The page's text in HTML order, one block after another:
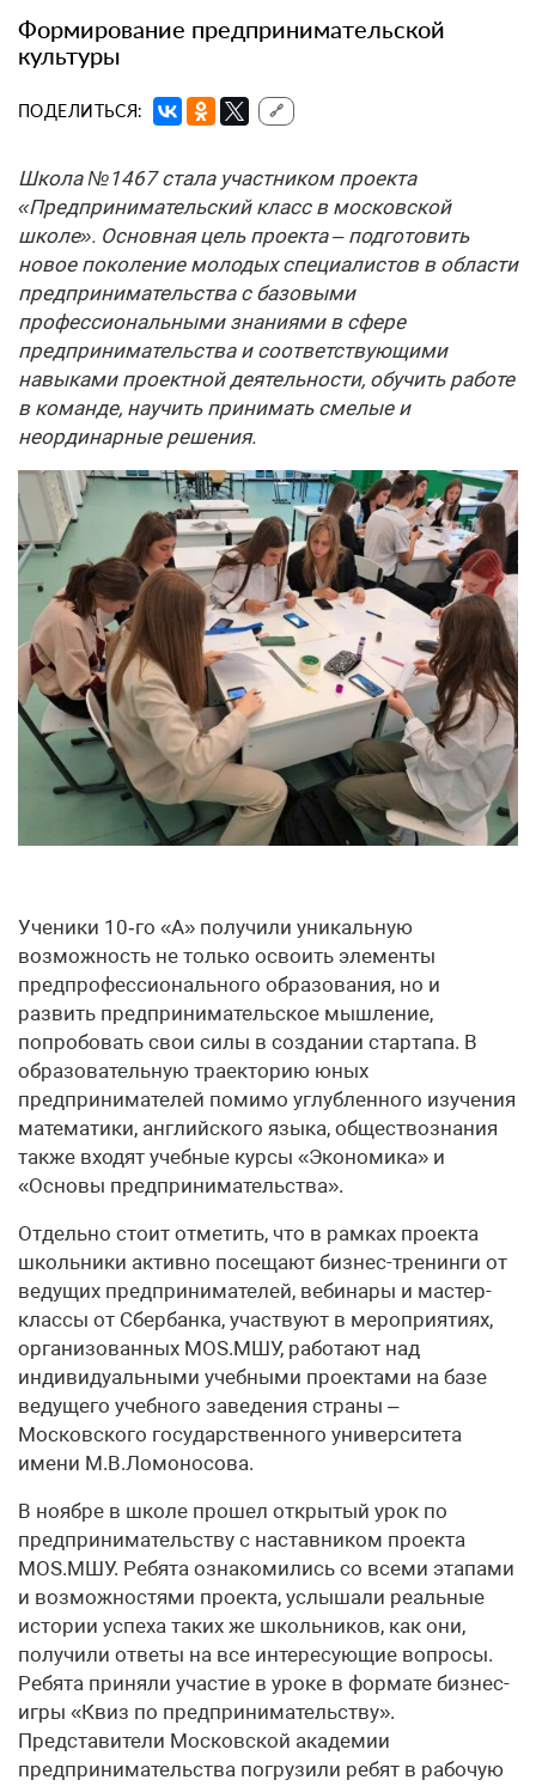
Формирование предпринимательской
культуры
ПОДЕЛИТЬСЯ: 🔗
Школа №1467 стала участником проекта
«Предпринимательский класс в московской
школе». Основная цель проекта – подготовить
новое поколение молодых специалистов в области
предпринимательства с базовыми
профессиональными знаниями в сфере
предпринимательства и соответствующими
навыками проектной деятельности, обучить работе
в команде, научить принимать смелые и
неординарные решения.
Ученики 10‑го «А» получили уникальную
возможность не только освоить элементы
предпрофессионального образования, но и
развить предпринимательское мышление,
попробовать свои силы в создании стартапа. В
образовательную траекторию юных
предпринимателей помимо углубленного изучения
математики, английского языка, обществознания
также входят учебные курсы «Экономика» и
«Основы предпринимательства».
Отдельно стоит отметить, что в рамках проекта
школьники активно посещают бизнес-тренинги от
ведущих предпринимателей, вебинары и мастер-
классы от Сбербанка, участвуют в мероприятиях,
организованных MOS.МШУ, работают над
индивидуальными учебными проектами на базе
ведущего учебного заведения страны –
Московского государственного университета
имени М.В.Ломоносова.
В ноябре в школе прошел открытый урок по
предпринимательству с наставником проекта
MOS.МШУ. Ребята ознакомились со всеми этапами
и возможностями проекта, услышали реальные
истории успеха таких же школьников, как они,
получили ответы на все интересующие вопросы.
Ребята приняли участие в уроке в формате бизнес-
игры «Квиз по предпринимательству».
Представители Московской академии
предпринимательства погрузили ребят в рабочую